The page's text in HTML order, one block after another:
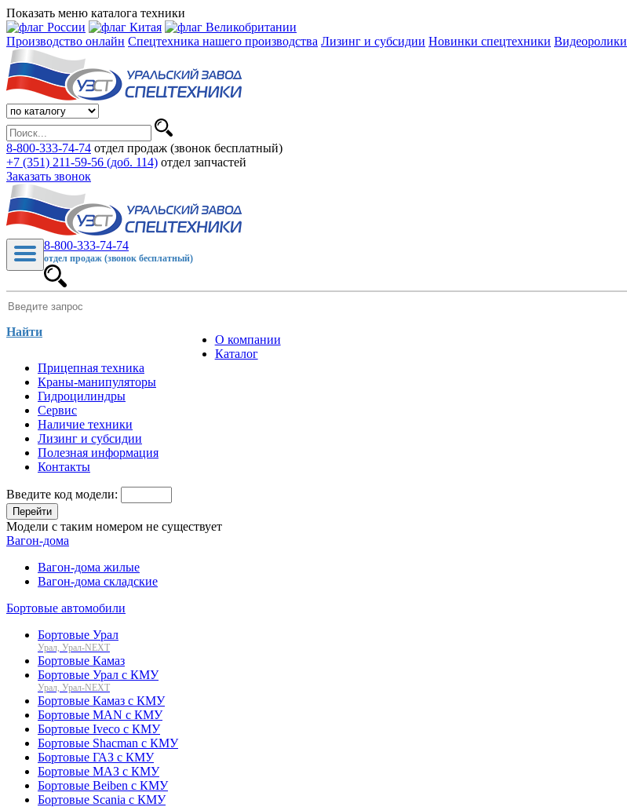
Показать меню каталога техники
Производство онлайн Спецтехника нашего производства Лизинг и субсидии Новинки спецтехники Видеоролики
8-800-333-74-74 отдел продаж (звонок бесплатный)
+7 (351) 211-59-56 (доб. 114) отдел запчастей
Заказать звонок
8-800-333-74-74
отдел продаж (звонок бесплатный)
Найти
О компании
Каталог
Прицепная техника
Краны-манипуляторы
Гидроцилиндры
Сервис
Наличие техники
Лизинг и субсидии
Полезная информация
Контакты
Введите код модели:
Перейти
Модели с таким номером не существует
Вагон-дома
Вагон-дома жилые
Вагон-дома складские
Бортовые автомобили
Бортовые Урал
Урал, Урал-NEXT
Бортовые Камаз
Бортовые Урал с КМУ
Урал, Урал-NEXT
Бортовые Камаз с КМУ
Бортовые MAN с КМУ
Бортовые Iveco с КМУ
Бортовые Shacman с КМУ
Бортовые ГАЗ с КМУ
Бортовые МАЗ с КМУ
Бортовые Beiben с КМУ
Бортовые Scania с КМУ